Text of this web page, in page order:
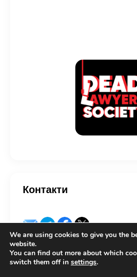
Контакти
We are using cookies to give you the
website.
You can find out more about which
switch them off in settings.